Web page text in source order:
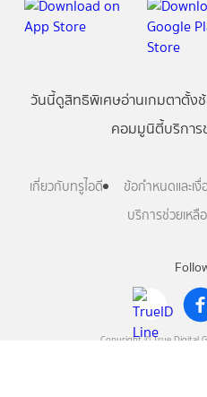
Copyright © True Digital
วันนี้ดูสิทธิพิเศษอ่านเกมตาตั้ง
คอมมูนิตี้บริการ
เกี่ยวกับทรูไอดี ข้อกำหนดและเงื่
บริการช่วยเหลือ